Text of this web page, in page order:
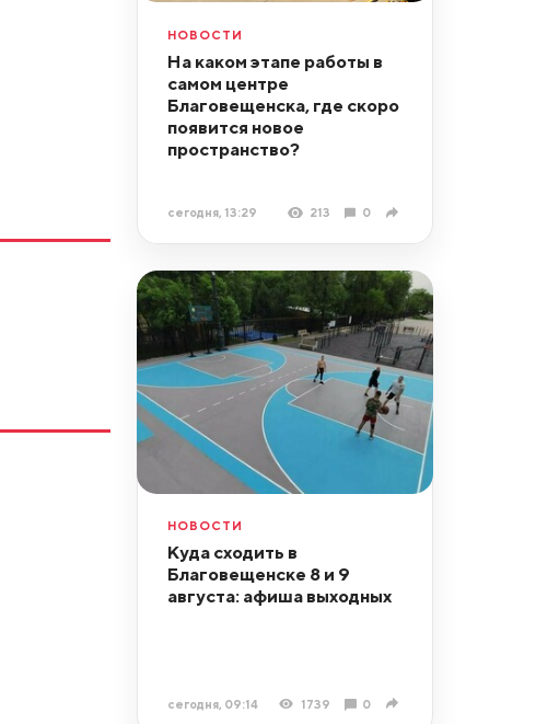
НОВОСТИ
На каком этапе работы в
самом центре
Благовещенска, где скоро
появится новое
пространство?
сегодня, 13:29 213 0
НОВОСТИ
Куда сходить в
Благовещенске 8 и 9
августа: афиша выходных
сегодня, 09:14 1739 0